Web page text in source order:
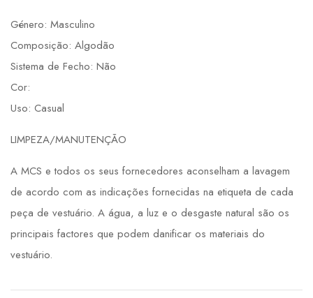
Género: Masculino
Composição: Algodão
Sistema de Fecho: Não
Cor:
Uso: Casual
LIMPEZA/MANUTENÇÃO
A MCS e todos os seus fornecedores aconselham a lavagem
de acordo com as indicações fornecidas na etiqueta de cada
peça de vestuário. A água, a luz e o desgaste natural são os
principais factores que podem danificar os materiais do
vestuário.